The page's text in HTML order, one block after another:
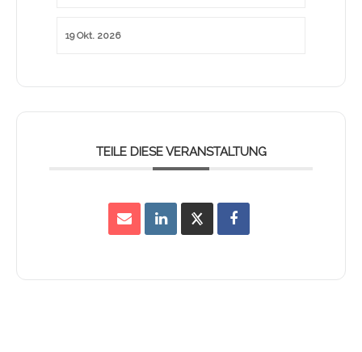
19 Okt. 2026
TEILE DIESE VERANSTALTUNG